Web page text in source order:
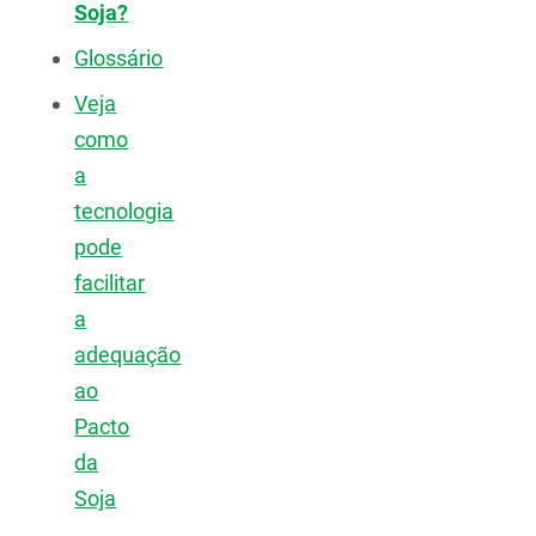
Soja?
Glossário
Veja
como
a
tecnologia
pode
facilitar
a
adequação
ao
Pacto
da
Soja